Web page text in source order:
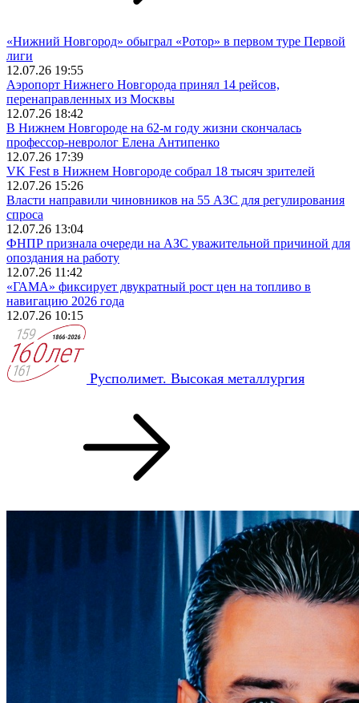
«Нижний Новгород» обыграл «Ротор» в первом туре Первой
лиги
12.07.26 19:55
Аэропорт Нижнего Новгорода принял 14 рейсов,
перенаправленных из Москвы
12.07.26 18:42
В Нижнем Новгороде на 62-м году жизни скончалась
профессор-невролог Елена Антипенко
12.07.26 17:39
VK Fest в Нижнем Новгороде собрал 18 тысяч зрителей
12.07.26 15:26
Власти направили чиновников на 55 АЗС для регулирования
спроса
12.07.26 13:04
ФНПР признала очереди на АЗС уважительной причиной для
опоздания на работу
12.07.26 11:42
«ГАМА» фиксирует двукратный рост цен на топливо в
навигацию 2026 года
12.07.26 10:15
Русполимет. Высокая металлургия